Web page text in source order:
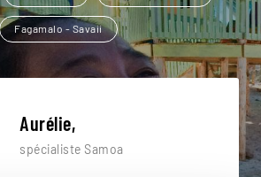
Fagamalo - Savaii
Aurélie,
spécialiste Samoa